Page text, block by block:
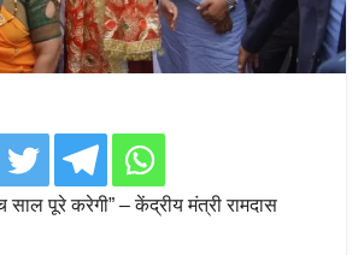
साल पूरे करेगी” – केंद्रीय मंत्री रामदास